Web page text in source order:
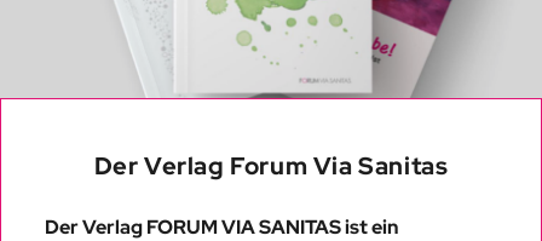
Der Verlag Forum Via Sanitas
Der Verlag FORUM VIA SANITAS ist ein